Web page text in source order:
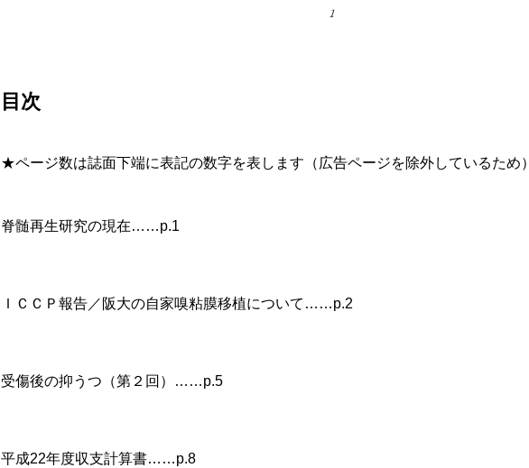
目次
★ページ数は誌面下端に表記の数字を表します（広告ページを除外しているため）
脊髄再生研究の現在……p.1
ＩＣＣＰ報告／阪大の自家嗅粘膜移植について……p.2
受傷後の抑うつ（第２回）……p.5
平成22年度収支計算書……p.8